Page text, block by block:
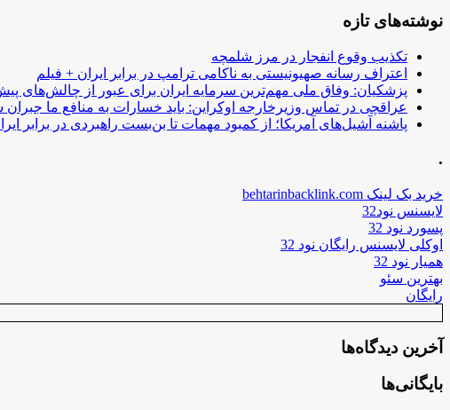
نوشته‌های تازه
تکذیب وقوع انفجار در مرز شلمچه
اعتراف رسانه صهیونیستی به ناکامی ترامپ در برابر ایران + فیلم
پزشکیان: وفاق ملی مهم‌ترین سرمایه ایران برای عبور از چالش‌های
عراقچی در تماس وزیرخارجه اوکراین: باید خسارات به منافع ما جبران
پاشنه آشیل‌های آمریکا؛ از کمبود مهمات تا بن‌بست راهبردی در برابر
.
خرید بک لینک behtarinbacklink.com
لایسنس نود32
پسورد نود 32
اوکلی لایسنس رایگان نود 32
همیار نود 32
بهترین سئو
رایگان
آخرین دیدگاه‌ها
بایگانی‌ها